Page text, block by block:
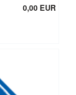
0,00 EUR